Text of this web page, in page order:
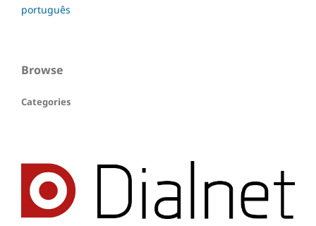
português
Browse
Categories